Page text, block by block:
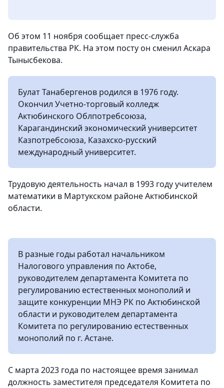
Об этом 11 ноября сообщает пресс-служба
правительства РК. На этом посту он сменил Аскара
Тынысбекова.
Булат Танабергенов родился в 1976 году.
Окончил Учетно-торговый колледж
Актюбинского Облпотребсоюза,
Карагандинский экономический университет
Казпотребсоюза, Казахско-русский
международный университет.
Трудовую деятельность начал в 1993 году учителем
математики в Мартукском районе Актюбинской
области.
В разные годы работал начальником
Налогового управления по Актобе,
руководителем департамента Комитета по
регулированию естественных монополий и
защите конкуренции МНЭ РК по Актюбинской
области и руководителем департамента
Комитета по регулированию естественных
монополий по г. Астане.
C марта 2023 года по настоящее время занимал
должность заместителя председателя Комитета по